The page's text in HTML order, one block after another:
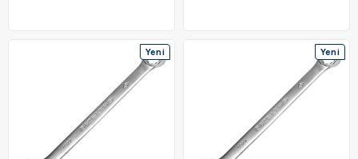
Yeni
Ürün
Yeni
Ürün